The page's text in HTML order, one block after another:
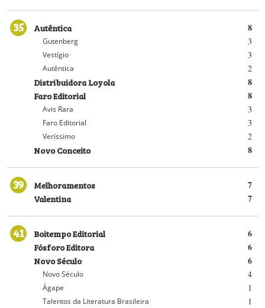
35 8
Autêntica
3
Gutenberg
3
Vestígio
2
Autêntica
8
Distribuidora Loyola
8
Faro Editorial
3
Avis Rara
3
Faro Editorial
2
Veríssimo
8
Novo Conceito
39 7
Melhoramentos
7
Valentina
41 6
Boitempo Editorial
6
Fósforo Editora
6
Novo Século
4
Novo Século
1
Ágape
1
Talentos da Literatura Brasileira